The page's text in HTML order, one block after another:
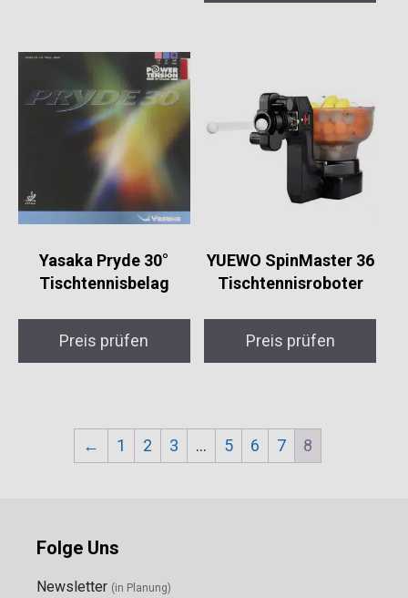
Yasaka Pryde 30°
Tischtennisbelag
Preis prüfen
YUEWO SpinMaster 36
Tischtennisroboter
Preis prüfen
← 1 2 3 … 5 6 7 8
Folge Uns
Newsletter (in Planung)